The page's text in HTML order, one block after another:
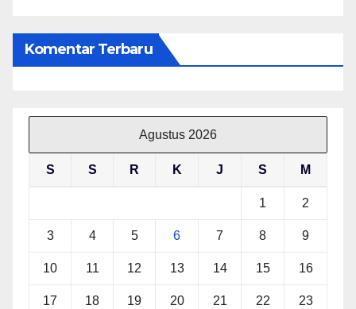
Komentar Terbaru
Agustus 2026
S S R K J S M
1 2
3 4 5 6 7 8 9
10 11 12 13 14 15 16
17 18 19 20 21 22 23